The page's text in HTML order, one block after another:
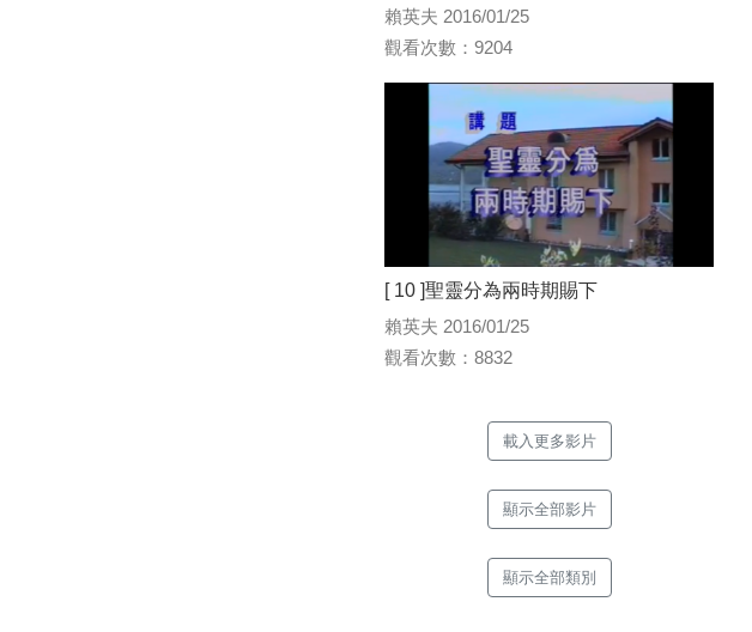
賴英夫 2016/01/25
觀看次數：9204
[ 10 ]聖靈分為兩時期賜下
賴英夫 2016/01/25
觀看次數：8832
載入更多影片
顯示全部影片
顯示全部類別